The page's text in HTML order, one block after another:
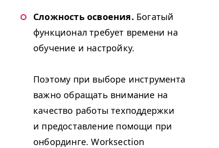
Сложность освоения. Богатый
функционал требует времени на
обучение и настройку.
Поэтому при выборе инструмента
важно обращать внимание на
качество работы техподдержки
и предоставление помощи при
онбординге. Worksection